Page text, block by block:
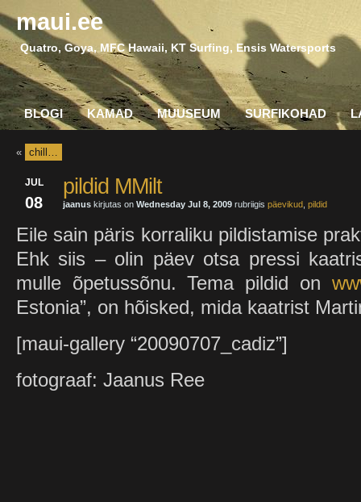
maui.ee
Quatro, Goya, MFC Hawaii, KT Surfing, Ensis Watersports
BLOGI KAMAD MUUSEUM SURFIKOHAD
« chill…
JUL
08
pildid MMilt
jaanus kirjutas on Wednesday Jul 8, 2009 rubriigis päevikud pildid
Eile sain päris korraliku pildistamise
Ehk siis – olin päev otsa pressi
mulle õpetussõnu. Tema pildid on
Estonia”, on hõisked, mida kaatrist
[maui-gallery “20090707_cadiz”]
fotograaf: Jaanus Ree